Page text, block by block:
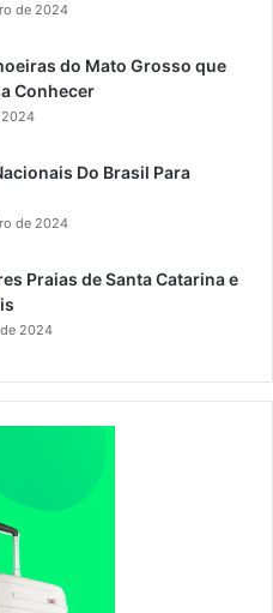
de 2024
do Mato Grosso que
Conhecer
2024
Do Brasil Para
de 2024
Praias de Santa Catarina e
2024